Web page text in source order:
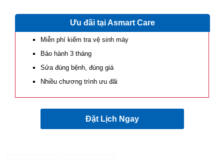
Ưu đãi tại Asmart Care
Miễn phí kiểm tra vệ sinh máy
Bảo hành 3 tháng
Sửa đúng bệnh, đúng giá
Nhiều chương trình ưu đãi
Đặt Lịch Ngay